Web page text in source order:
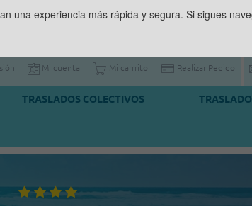
Mi cuenta Mi carrrito Realizar Pedido
TRASLADOS COLECTIVOS
una experiencia más rápida y segura. Si sigues